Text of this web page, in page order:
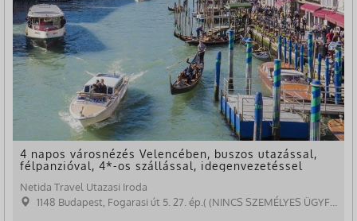
4 napos városnézés Velencében, buszos utazással,
félpanzióval, 4*-os szállással, idegenvezetéssel
Netida Travel Utazasi Iroda
1148 Budapest, Fogarasi út 5. 27. ép.( (NINCS SZEMÉLYES ÜGYFÉLFOGADÁS)